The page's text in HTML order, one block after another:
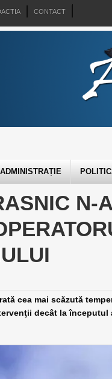
CONTACT
ADMINISTRAȚIE
N-
cea mai scăzută
decât la